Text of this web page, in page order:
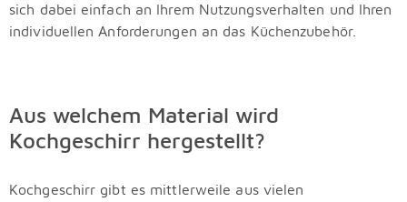
sich dabei einfach an Ihrem Nutzungsverhalten und Ihren
individuellen Anforderungen an das Küchenzubehör.
Aus welchem Material wird
Kochgeschirr hergestellt?
Kochgeschirr gibt es mittlerweile aus vielen